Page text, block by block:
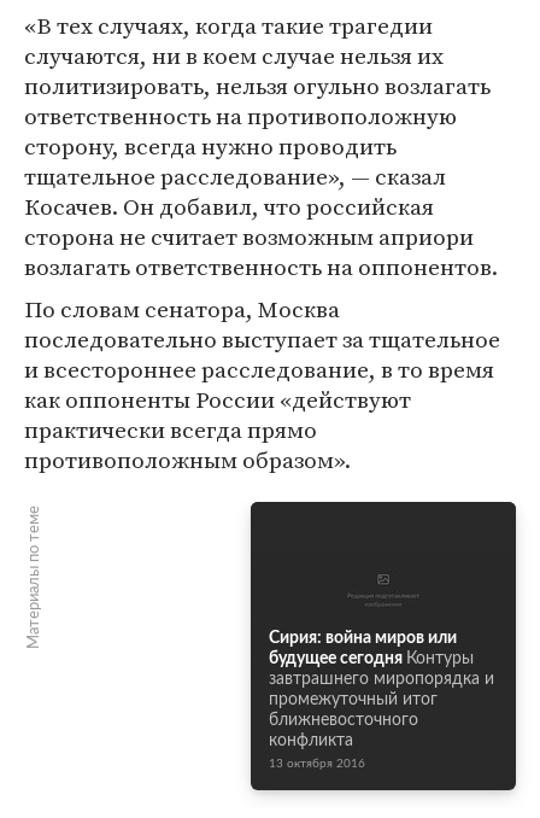
«В тех случаях, когда такие трагедии
случаются, ни в коем случае нельзя их
политизировать, нельзя огульно возлагать
ответственность на противоположную
сторону, всегда нужно проводить
тщательное расследование», — сказал
Косачев. Он добавил, что российская
сторона не считает возможным априори
возлагать ответственность на оппонентов.
По словам сенатора, Москва
последовательно выступает за тщательное
и всестороннее расследование, в то время
как оппоненты России «действуют
практически всегда прямо
противоположным образом».
Материалы по теме
Сирия: война миров или
будущее сегодня Контуры
завтрашнего миропорядка и
промежуточный итог
ближневосточного
конфликта
13 октября 2016